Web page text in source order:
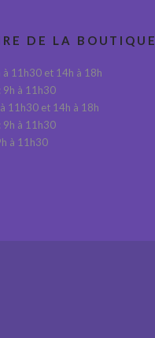
DE LA BOUTIQUE
à 11h30 et 14h à 18h
9h à 11h30
11h30 et 14h à 18h
9h à 11h30
à 11h30